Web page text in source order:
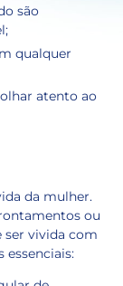
são
qualquer
atento ao
da mulher.
ou
ser vivida com
essenciais: